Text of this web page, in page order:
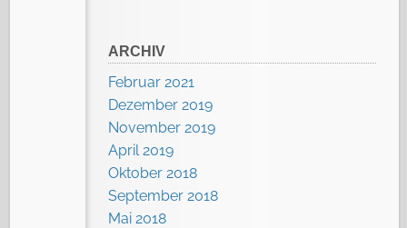
ARCHIV
Februar 2021
Dezember 2019
November 2019
April 2019
Oktober 2018
September 2018
Mai 2018